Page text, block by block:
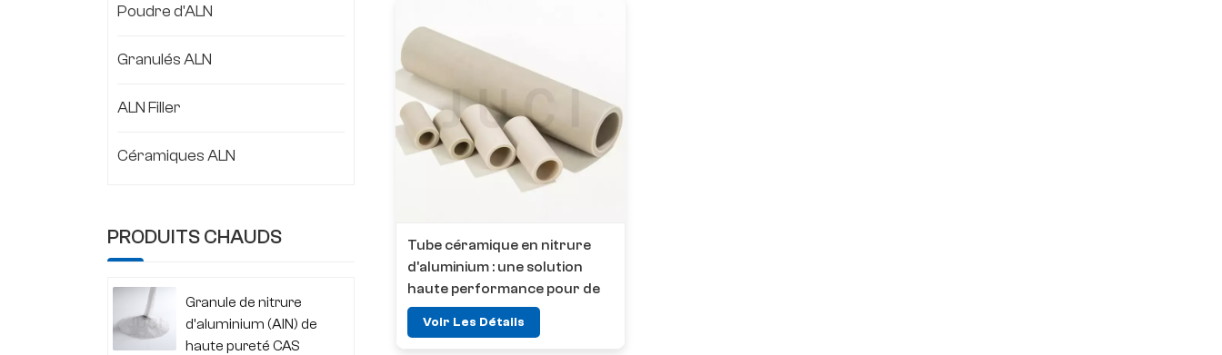
Tube céramique en nitrure
d'aluminium : une solution
haute performance pour de
multiples industries
Voir Les Détails
Poudre d'ALN
Granulés ALN
ALN Filler
Céramiques ALN
PRODUITS CHAUDS
Granule de nitrure
d'aluminium (AlN) de
haute pureté CAS